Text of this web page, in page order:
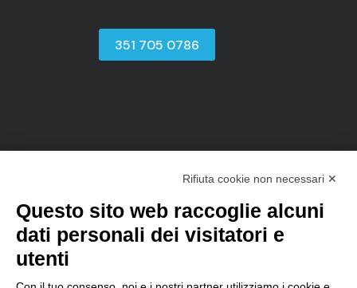
351 705 0786
sales@d-one.info
Software
Pensato per
Perchè scegliere D-TEC
Rifiuta cookie non necessari ✕
Questo sito web raccoglie alcuni
dati personali dei visitatori e
utenti